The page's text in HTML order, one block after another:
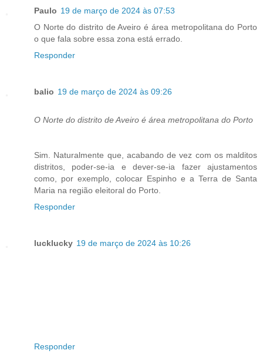
Paulo 19 de março de 2024 às 07:53
O Norte do distrito de Aveiro é área metropolitana do Porto
o que fala sobre essa zona está errado.
Responder
balio 19 de março de 2024 às 09:26
O Norte do distrito de Aveiro é área metropolitana do Porto
Sim. Naturalmente que, acabando de vez com os malditos
distritos, poder-se-ia e dever-se-ia fazer ajustamentos
como, por exemplo, colocar Espinho e a Terra de Santa
Maria na região eleitoral do Porto.
Responder
lucklucky 19 de março de 2024 às 10:26
Responder